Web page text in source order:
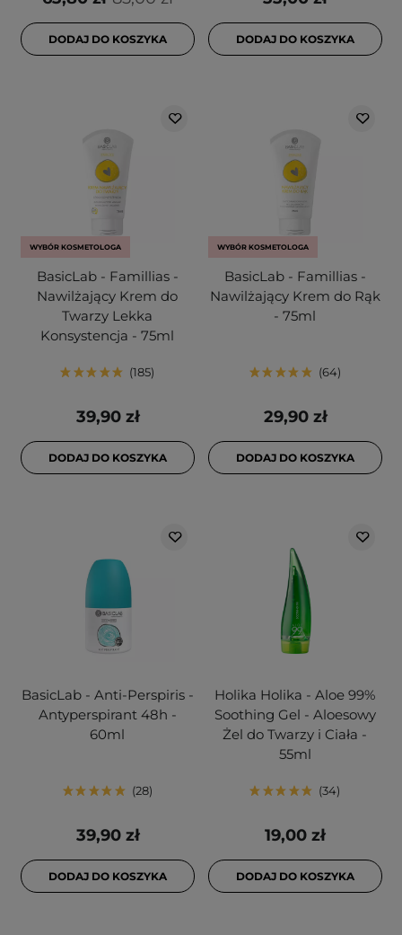
DODAJ DO KOSZYKA DODAJ DO KOSZYKA
WYBÓR KOSMETOLOGA
BasicLab - Famillias -
Nawilżający Krem do
Twarzy Lekka
Konsystencja - 75ml
185
39,90 zł
DODAJ DO KOSZYKA
WYBÓR KOSMETOLOGA
BasicLab - Famillias -
Nawilżający Krem do Rąk
- 75ml
64
29,90 zł
DODAJ DO KOSZYKA
BasicLab - Anti-Perspiris -
Antyperspirant 48h -
60ml
28
39,90 zł
DODAJ DO KOSZYKA
Holika Holika - Aloe 99%
Soothing Gel - Aloesowy
Żel do Twarzy i Ciała -
55ml
34
19,00 zł
DODAJ DO KOSZYKA